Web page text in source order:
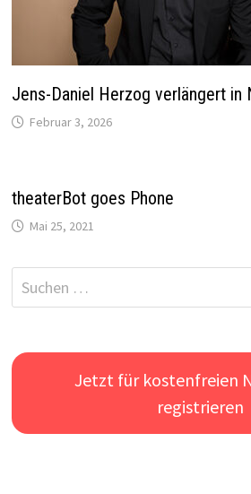
Jens-Daniel Herzog verlängert in
Februar 3, 2026
theaterBot goes Phone
Mai 25, 2021
Suchen
nach:
Jetzt für kostenfreien
registrieren